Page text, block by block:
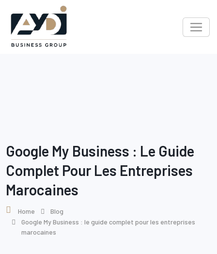
content
Google My Business : Le Guide
Complet Pour Les Entreprises
Marocaines
Home
Blog
Google My Business : le guide complet pour les entreprises
marocaines